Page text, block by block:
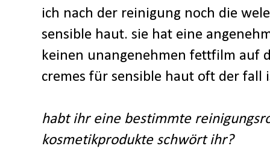
ich nach der reinigung noch die
sensible haut. sie hat eine
keinen unangenehmen fettfilm auf
cremes für sensible haut oft der fall
habt ihr eine bestimmte
kosmetikprodukte schwört ihr?